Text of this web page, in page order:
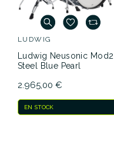
LUDWIG
Ludwig Neusonic Mod2
Steel Blue Pearl
2.965,00 €
EN STOCK